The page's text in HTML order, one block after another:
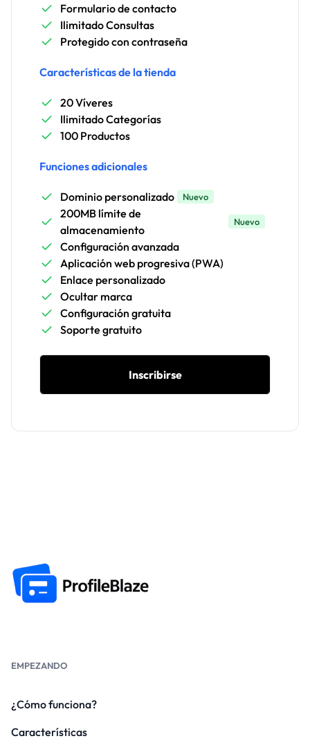
Formulario de contacto
Ilimitado Consultas
Protegido con contraseña
Características de la tienda
20 Víveres
Ilimitado Categorías
100 Productos
Funciones adicionales
Dominio personalizado Nuevo
200MB límite de
almacenamiento
Nuevo
Configuración avanzada
Aplicación web progresiva (PWA)
Enlace personalizado
Ocultar marca
Configuración gratuita
Soporte gratuito
Inscribirse
EMPEZANDO
¿Cómo funciona?
Características